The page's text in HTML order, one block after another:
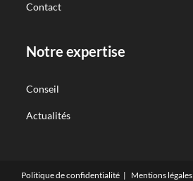
Contact
Notre expertise
Conseil
Actualités
Politique de confidentialité Mentions légales